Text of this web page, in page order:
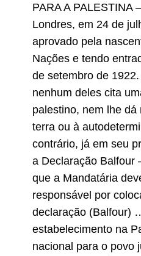
PARA A PALESTINA
Londres, em 24 de
aprovado pela
Nações e tendo
de setembro de
nenhum deles cita
palestino, nem lhe dá
terra ou à
contrário, já em seu
a Declaração Balfour
que a Mandatária
responsável por
declaração (Balfour)
estabelecimento na
nacional para o povo